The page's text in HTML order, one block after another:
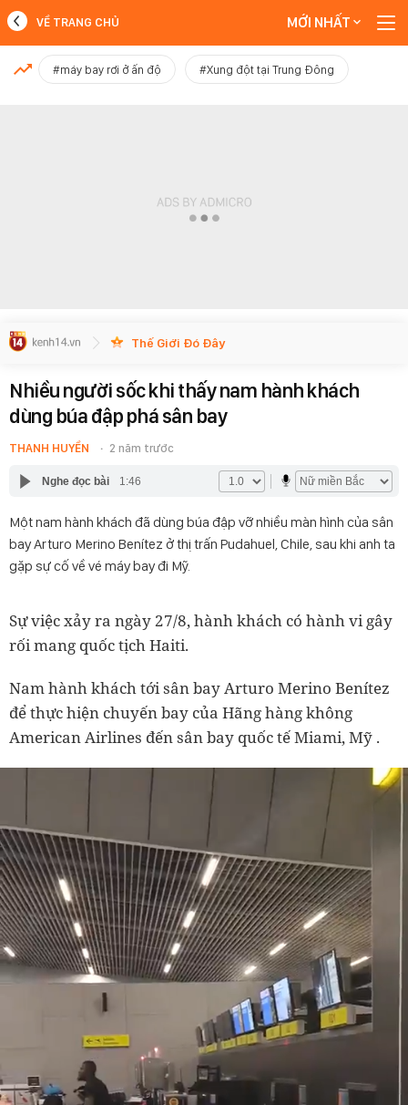
MỚI NHẤT
VỀ TRANG CHỦ MỚI NHẤT
#máy bay rơi ở ấn độ #Xung đột tại Trung Đông
Thế Giới Đó Đây
Nhiều người sốc khi thấy nam hành khách
dùng búa đập phá sân bay
THANH HUYỀN 2 năm trước
Nghe đọc bài 1:46
Một nam hành khách đã dùng búa đập vỡ nhiều màn hình của sân
bay Arturo Merino Benítez ở thị trấn Pudahuel, Chile, sau khi anh ta
gặp sự cố về vé máy bay đi Mỹ.
Sự việc xảy ra ngày 27/8, hành khách có hành vi gây
rối mang quốc tịch Haiti.
Nam hành khách tới sân bay Arturo Merino Benítez
để thực hiện chuyến bay của Hãng hàng không
American Airlines đến sân bay quốc tế Miami, Mỹ .